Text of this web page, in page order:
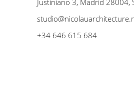
Justiniano 3, Madrid 28004,
+34 646 615 684